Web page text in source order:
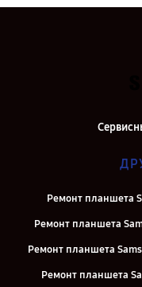
Ремонт планшета
Ремонт планшета
Ремонт планшета
Ремонт планшета